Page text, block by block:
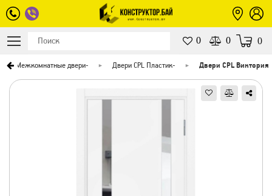
0 0 0
Межкомнатные двери- Двери CPL Пластик- Двери CPL Виктория